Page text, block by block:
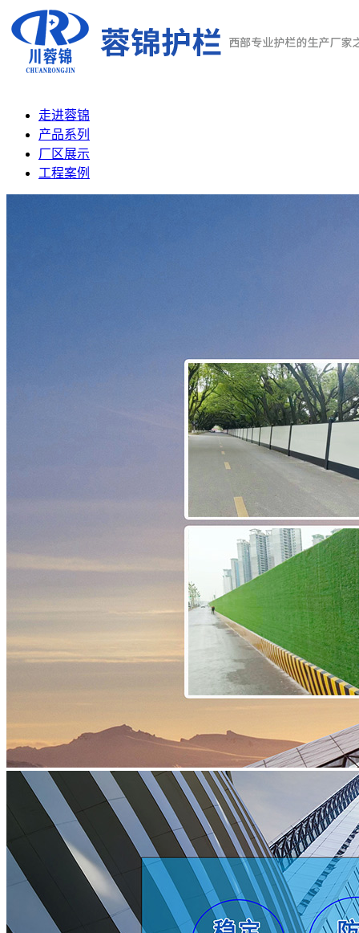
走进蓉锦
产品系列
厂区展示
工程案例